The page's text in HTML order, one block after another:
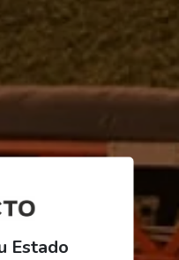
Estado